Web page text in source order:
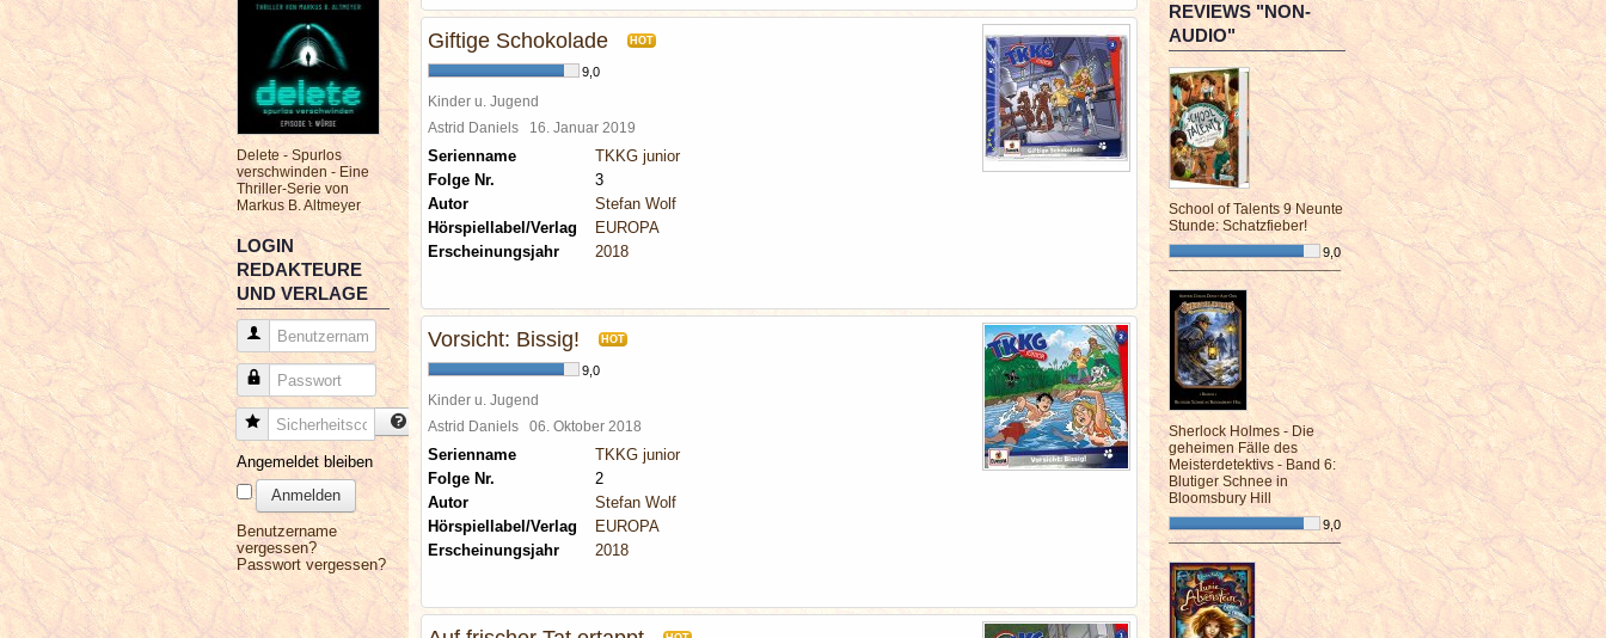
Delete - Spurlos
verschwinden - Eine
Thriller-Serie von
Markus B. Altmeyer
LOGIN
REDAKTEURE
UND VERLAGE
Benutzername
Passwort
Sicherheitscode
Angemeldet bleiben
Anmelden
Benutzername
vergessen?
Passwort vergessen?
Giftige Schokolade HOT
9,0
Kinder u. Jugend
Astrid Daniels 16. Januar 2019
Serienname
TKKG junior
Folge Nr.
3
Autor
Stefan Wolf
Hörspiellabel/Verlag
EUROPA
Erscheinungsjahr
2018
Vorsicht: Bissig! HOT
9,0
Kinder u. Jugend
Astrid Daniels 06. Oktober 2018
Serienname
TKKG junior
Folge Nr.
2
Autor
Stefan Wolf
Hörspiellabel/Verlag
EUROPA
Erscheinungsjahr
2018
REVIEWS "NON-
AUDIO"
School of Talents 9 Neunte
Stunde: Schatzfieber!
9,0
¯¯¯¯¯¯¯¯¯¯¯¯¯¯¯¯¯¯¯¯¯¯¯¯
Sherlock Holmes - Die
geheimen Fälle des
Meisterdetektivs - Band 6:
Blutiger Schnee in
Bloomsbury Hill
9,0
¯¯¯¯¯¯¯¯¯¯¯¯¯¯¯¯¯¯¯¯¯¯¯¯